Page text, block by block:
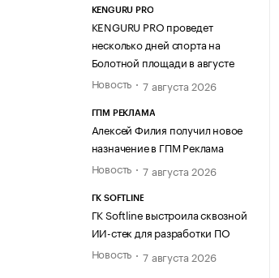
KENGURU PRO
KENGURU PRO проведет
несколько дней спорта на
Болотной площади в августе
Новость
7 августа 2026
ГПМ РЕКЛАМА
Алексей Филия получил новое
назначение в ГПМ Реклама
Новость
7 августа 2026
ГК SOFTLINE
ГК Softline выстроила сквозной
ИИ-стек для разработки ПО
Новость
7 августа 2026